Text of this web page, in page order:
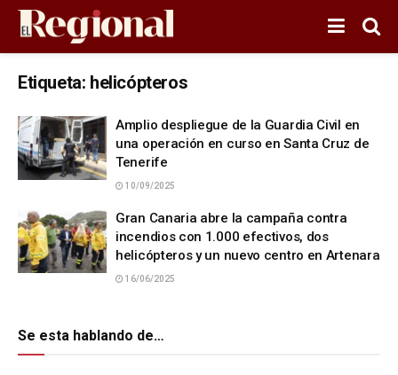
Etiqueta: helicópteros
Amplio despliegue de la Guardia Civil en
una operación en curso en Santa Cruz de
Tenerife
10/09/2025
Gran Canaria abre la campaña contra
incendios con 1.000 efectivos, dos
helicópteros y un nuevo centro en Artenara
16/06/2025
Se esta hablando de…